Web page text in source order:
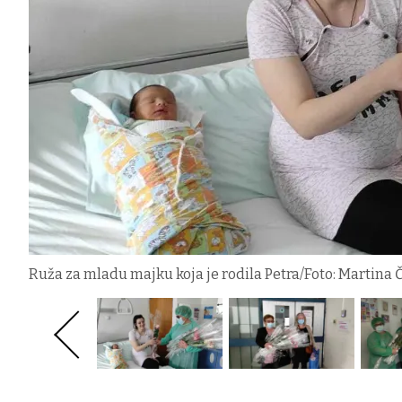
Ruža za mladu majku koja je rodila Petra/Foto: Martina